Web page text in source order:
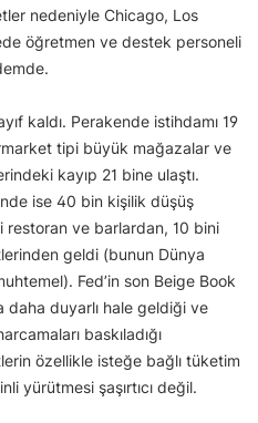
nedeniyle Chicago, Los
öğretmen ve destek personeli
kaldı. Perakende istihdamı 19
tipi büyük mağazalar ve
kayıp 21 bine ulaştı.
ise 40 bin kişilik düşüş
restoran ve barlardan, 10 bini
geldi (bunun Dünya
Fed’in son Beige Book
duyarlı hale geldiği ve
baskıladığı
özellikle isteğe bağlı tüketim
yürütmesi şaşırtıcı değil.